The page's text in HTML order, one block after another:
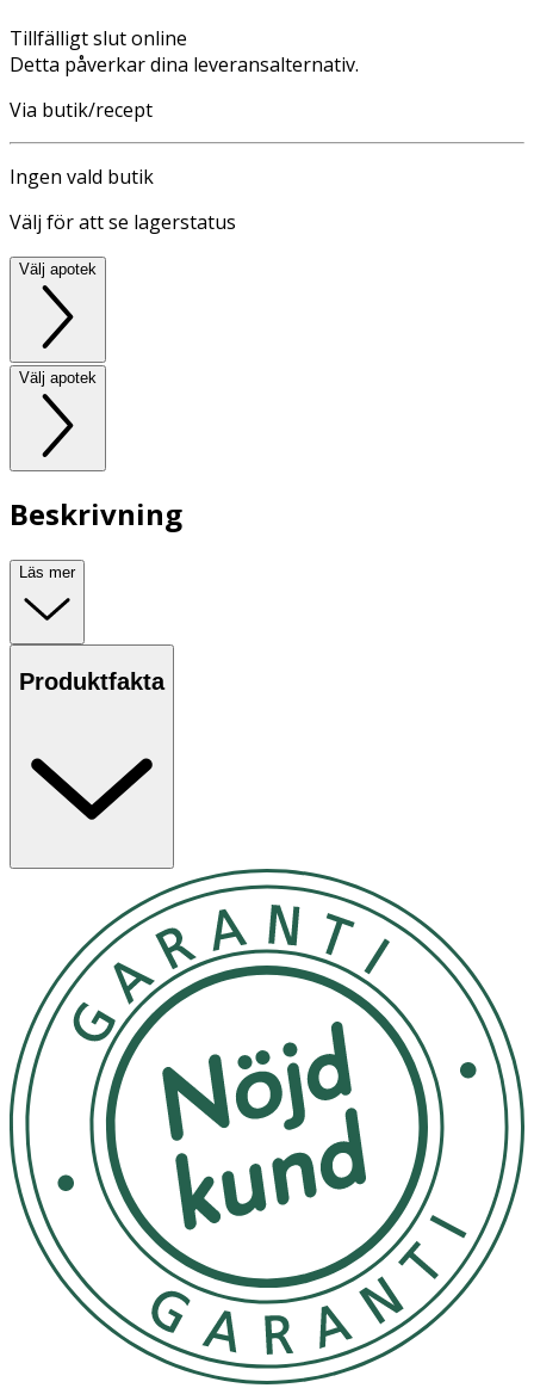
Tillfälligt slut online
Detta påverkar dina leveransalternativ.
Via butik/recept
Ingen vald butik
Välj för att se lagerstatus
Välj apotek
Välj apotek
Beskrivning
Läs mer
Produktfakta